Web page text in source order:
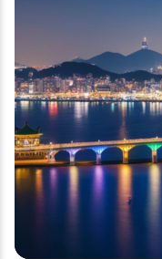
「GJB
設した
します。